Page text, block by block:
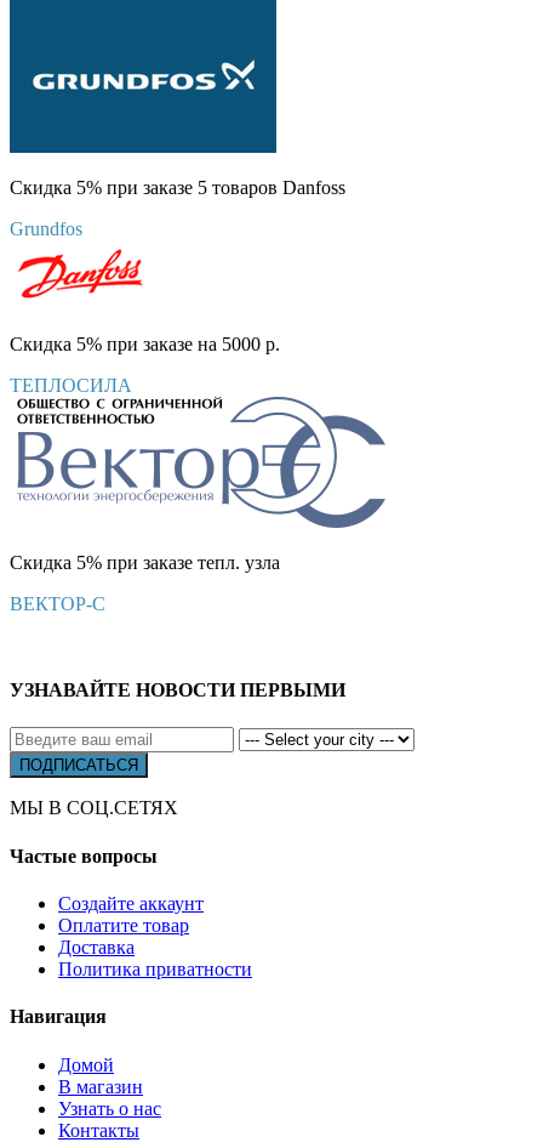
Скидка 5% при заказе 5 товаров Danfoss
Grundfos
Скидка 5% при заказе на 5000 р.
ТЕПЛОСИЛА
Скидка 5% при заказе тепл. узла
ВЕКТОР-С
УЗНАВАЙТЕ НОВОСТИ ПЕРВЫМИ
МЫ В СОЦ.СЕТЯХ
Частые вопросы
Создайте аккаунт
Оплатите товар
Доставка
Политика приватности
Навигация
Домой
В магазин
Узнать о нас
Контакты